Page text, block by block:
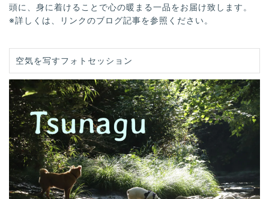
頭に、身に着けることで心の暖まる一品をお届け致します。
※詳しくは、リンクのブログ記事を参照ください。
空気を写すフォトセッション